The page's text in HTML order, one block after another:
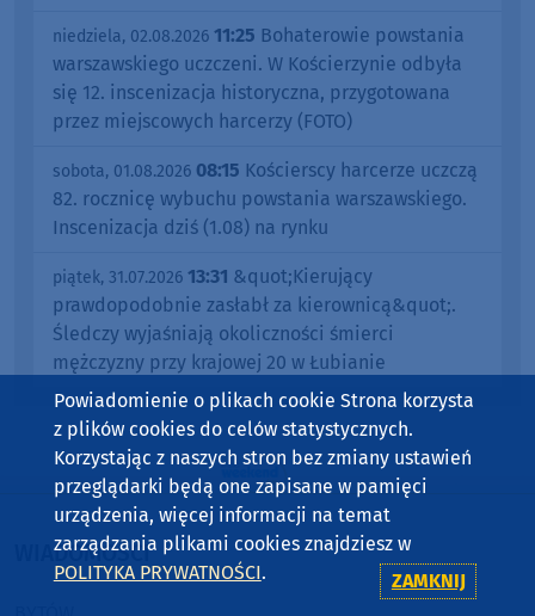
niedziela, 02.08.2026 11:25 Bohaterowie powstania
warszawskiego uczczeni. W Kościerzynie odbyła
się 12. inscenizacja historyczna, przygotowana
przez miejscowych harcerzy (FOTO)
sobota, 01.08.2026 08:15 Kościerscy harcerze uczczą
82. rocznicę wybuchu powstania warszawskiego.
Inscenizacja dziś (1.08) na rynku
piątek, 31.07.2026 13:31 &quot;Kierujący
prawdopodobnie zasłabł za kierownicą&quot;.
Śledczy wyjaśniają okoliczności śmierci
mężczyzny przy krajowej 20 w Łubianie
WIADOMOŚCI
Powiadomienie o plikach cookie Strona korzysta
z plików cookies do celów statystycznych.
Korzystając z naszych stron bez zmiany ustawień
przeglądarki będą one zapisane w pamięci
urządzenia, więcej informacji na temat
zarządzania plikami cookies znajdziesz w
POLITYKA PRYWATNOŚCI. ZAMKNIJ